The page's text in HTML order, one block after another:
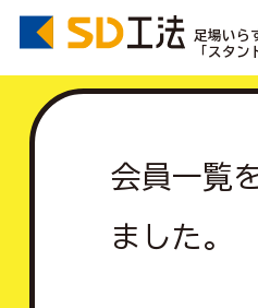
足場いら
「スタン
会員一覧
ました。